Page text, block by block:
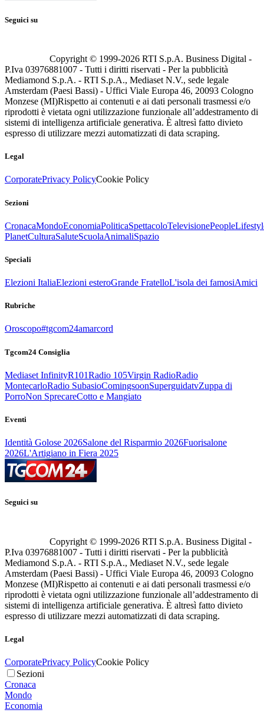
Seguici su
Copyright © 1999-2026 RTI S.p.A. Business Digital -
P.Iva 03976881007 - Tutti i diritti riservati - Per la pubblicità
Mediamond S.p.A. - RTI S.p.A., Mediaset N.V., sede legale
Amsterdam (Paesi Bassi) - Uffici Viale Europa 46, 20093 Cologno
Monzese (MI)Rispetto ai contenuti e ai dati personali trasmessi e/o
riprodotti è vietata ogni utilizzazione funzionale all’addestramento di
sistemi di intelligenza artificiale generativa. È altresì fatto divieto
espresso di utilizzare mezzi automatizzati di data scraping.
Legal
CorporatePrivacy PolicyCookie Policy
Sezioni
CronacaMondoEconomiaPoliticaSpettacoloTelevisionePeople
PlanetCulturaSaluteScuolaAnimaliSpazio
Speciali
Elezioni ItaliaElezioni esteroGrande FratelloL'isola dei famosiAmici
Rubriche
Oroscopo#tgcom24amarcord
Tgcom24 Consiglia
Mediaset InfinityR101Radio 105Virgin RadioRadio
MontecarloRadio SubasioComingsoonSuperguidatvZuppa di
PorroNon SprecareCotto e Mangiato
Eventi
Identità Golose 2026Salone del Risparmio 2026Fuorisalone
2026L'Artigiano in Fiera 2025
Seguici su
Copyright © 1999-2026 RTI S.p.A. Business Digital -
P.Iva 03976881007 - Tutti i diritti riservati - Per la pubblicità
Mediamond S.p.A. - RTI S.p.A., Mediaset N.V., sede legale
Amsterdam (Paesi Bassi) - Uffici Viale Europa 46, 20093 Cologno
Monzese (MI)Rispetto ai contenuti e ai dati personali trasmessi e/o
riprodotti è vietata ogni utilizzazione funzionale all’addestramento di
sistemi di intelligenza artificiale generativa. È altresì fatto divieto
espresso di utilizzare mezzi automatizzati di data scraping.
Legal
CorporatePrivacy PolicyCookie Policy
Sezioni
Cronaca
Mondo
Economia